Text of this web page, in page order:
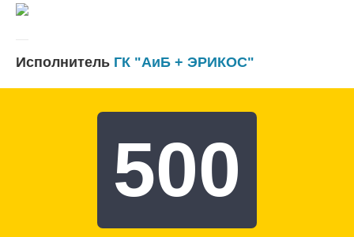
Исполнитель ГК "АиБ + ЭРИКОС"
500